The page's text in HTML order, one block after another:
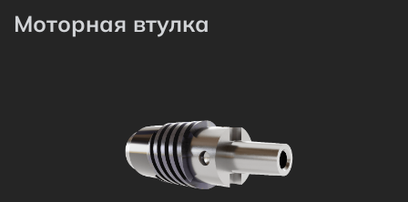
Моторная втулка